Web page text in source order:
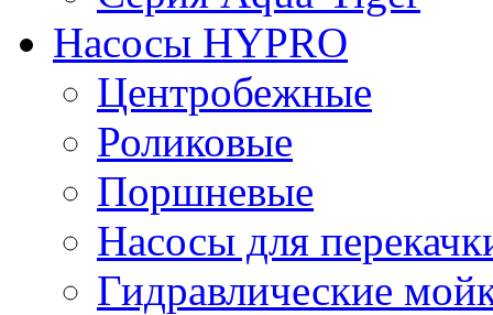
Насосы HYPRO
Центробежные
Роликовые
Поршневые
Насосы для
Гидравлические